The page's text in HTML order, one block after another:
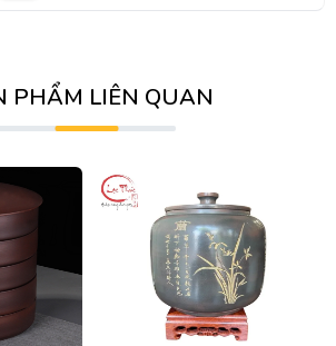
PHẨM LIÊN QUAN